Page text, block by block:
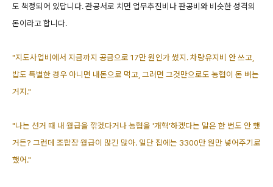
도 책정되어 있답니다. 관공서로 치면 업무추진비나 판공비와 비슷한 성격의
돈이라고 합니다.
"지도사업비에서 지금까지 공금으로 17만 원인가 썼지. 차량유지비 안 쓰고,
밥도 특별한 경우 아니면 내돈으로 먹고, 그러면 그것만으로도 농협이 돈 버는
거지."
"나는 선거 때 내 월급을 깎겠다거나 농협을 '개혁'하겠다는 말은 한 번도 안 했
거든? 그런데 조합장 월급이 많긴 많아. 일단 집에는 3300만 원만 넣어주기로
했어."